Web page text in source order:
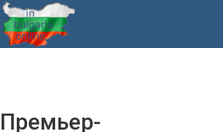
Премьер-